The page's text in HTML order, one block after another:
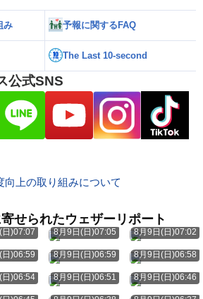
み 予報に関するFAQ
The Last 10-second
公式SNS
向上の取り組みについて
せられたウェザーリポート
)07:07 8月9日(日)07:05 8月9日(日)07:02
)06:59 8月9日(日)06:59 8月9日(日)06:58
日)06:54 8月9日(日)06:51 8月9日(日)06:46